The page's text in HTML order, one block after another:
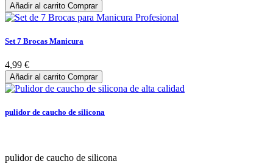
Añadir al carrito Comprar
Set 7 Brocas Manicura
4,99 €
Añadir al carrito Comprar
pulidor de caucho de silicona
pulidor de caucho de silicona